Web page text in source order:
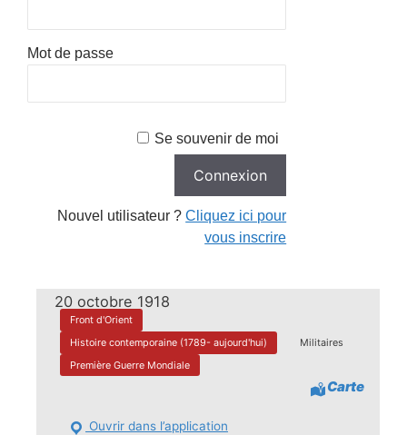
Mot de passe
Se souvenir de moi
Nouvel utilisateur ?Cliquez ici pour
vous inscrire
20 octobre 1918
Front d'Orient
Histoire contemporaine (1789- aujourd'hui)
Militaires
Première Guerre Mondiale
Carte
Ouvrir dans l’application